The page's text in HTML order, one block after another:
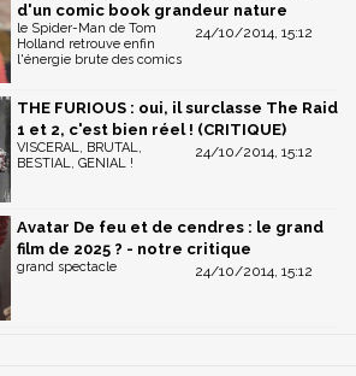
d'un comic book grandeur nature
24/10/2014, 15:12
le Spider-Man de Tom
Holland retrouve enfin
l'énergie brute des comics
THE FURIOUS : oui, il surclasse The Raid
1 et 2, c'est bien réel ! (CRITIQUE)
24/10/2014, 15:12
VISCERAL, BRUTAL,
BESTIAL, GENIAL !
Avatar De feu et de cendres : le grand
film de 2025 ? - notre critique
24/10/2014, 15:12
grand spectacle